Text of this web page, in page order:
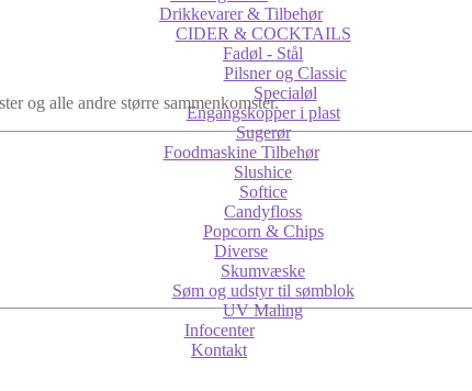
Drikkevarer & Tilbehør
CIDER & COCKTAILS
Fadøl - Stål
Pilsner og Classic
Specialøl
Engangskopper i plast
Sugerør
Foodmaskine Tilbehør
Slushice
Softice
Candyfloss
Popcorn & Chips
Diverse
Skumvæske
Søm og udstyr til sømblok
UV Maling
Infocenter
Kontakt
og alle andre større sammenkomster.